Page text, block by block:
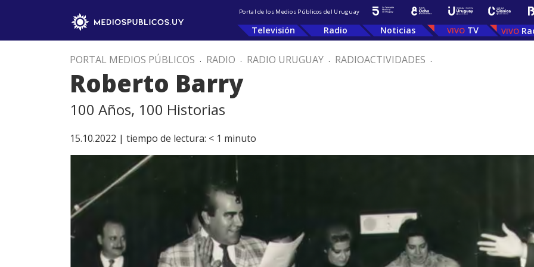
Portal de los Medios Públicos del Uruguay
Televisión Radio Noticias TV
PORTAL MEDIOS PÚBLICOS . RADIO . RADIO URUGUAY . RADIOACTIVIDADES .
Roberto Barry
100 Años, 100 Historias
15.10.2022 | tiempo de lectura: < 1 minuto